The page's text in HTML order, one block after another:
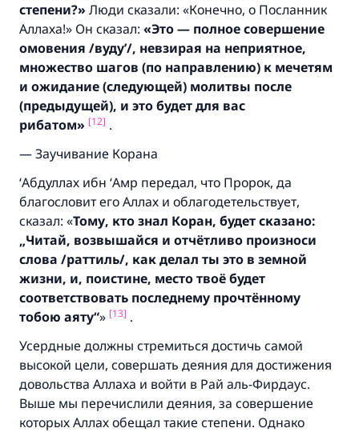
степени?» Люди сказали: «Конечно, о Посланник
Аллаха!» Он сказал: «Это — полное совершение
омовения /вуду’/, невзирая на неприятное,
множество шагов (по направлению) к мечетям
и ожидание (следующей) молитвы после
(предыдущей), и это будет для вас
рибатом» [12] .
— Заучивание Корана
‘Абдуллах ибн ‘Амр передал, что Пророк, да
благословит его Аллах и облагодетельствует,
сказал: «Тому, кто знал Коран, будет сказано:
„Читай, возвышайся и отчётливо произноси
слова /раттиль/, как делал ты это в земной
жизни, и, поистине, место твоё будет
соответствовать последнему прочтённому
тобою аяту“» [13] .
Усердные должны стремиться достичь самой
высокой цели, совершать деяния для достижения
довольства Аллаха и войти в Рай аль-Фирдаус.
Выше мы перечислили деяния, за совершение
которых Аллах обещал такие степени. Однако